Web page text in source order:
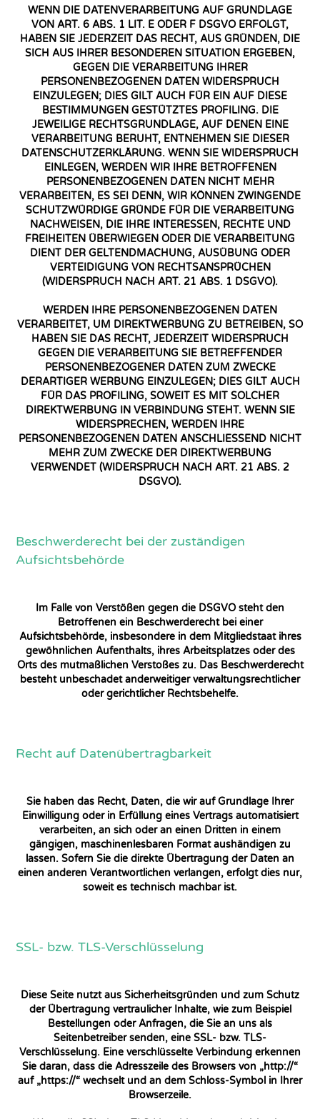
WENN DIE DATENVERARBEITUNG AUF GRUNDLAGE
VON ART. 6 ABS. 1 LIT. E ODER F DSGVO ERFOLGT,
HABEN SIE JEDERZEIT DAS RECHT, AUS GRÜNDEN, DIE
SICH AUS IHRER BESONDEREN SITUATION ERGEBEN,
GEGEN DIE VERARBEITUNG IHRER
PERSONENBEZOGENEN DATEN WIDERSPRUCH
EINZULEGEN; DIES GILT AUCH FÜR EIN AUF DIESE
BESTIMMUNGEN GESTÜTZTES PROFILING. DIE
JEWEILIGE RECHTSGRUNDLAGE, AUF DENEN EINE
VERARBEITUNG BERUHT, ENTNEHMEN SIE DIESER
DATENSCHUTZERKLÄRUNG. WENN SIE WIDERSPRUCH
EINLEGEN, WERDEN WIR IHRE BETROFFENEN
PERSONENBEZOGENEN DATEN NICHT MEHR
VERARBEITEN, ES SEI DENN, WIR KÖNNEN ZWINGENDE
SCHUTZWÜRDIGE GRÜNDE FÜR DIE VERARBEITUNG
NACHWEISEN, DIE IHRE INTERESSEN, RECHTE UND
FREIHEITEN ÜBERWIEGEN ODER DIE VERARBEITUNG
DIENT DER GELTENDMACHUNG, AUSÜBUNG ODER
VERTEIDIGUNG VON RECHTSANSPRÜCHEN
(WIDERSPRUCH NACH ART. 21 ABS. 1 DSGVO).
WERDEN IHRE PERSONENBEZOGENEN DATEN
VERARBEITET, UM DIREKTWERBUNG ZU BETREIBEN, SO
HABEN SIE DAS RECHT, JEDERZEIT WIDERSPRUCH
GEGEN DIE VERARBEITUNG SIE BETREFFENDER
PERSONENBEZOGENER DATEN ZUM ZWECKE
DERARTIGER WERBUNG EINZULEGEN; DIES GILT AUCH
FÜR DAS PROFILING, SOWEIT ES MIT SOLCHER
DIREKTWERBUNG IN VERBINDUNG STEHT. WENN SIE
WIDERSPRECHEN, WERDEN IHRE
PERSONENBEZOGENEN DATEN ANSCHLIESSEND NICHT
MEHR ZUM ZWECKE DER DIREKTWERBUNG
VERWENDET (WIDERSPRUCH NACH ART. 21 ABS. 2
DSGVO).
Beschwerde­recht bei der zuständigen
Aufsichts­behörde
Im Falle von Verstößen gegen die DSGVO steht den
Betroffenen ein Beschwerderecht bei einer
Aufsichtsbehörde, insbesondere in dem Mitgliedstaat ihres
gewöhnlichen Aufenthalts, ihres Arbeitsplatzes oder des
Orts des mutmaßlichen Verstoßes zu. Das Beschwerderecht
besteht unbeschadet anderweitiger verwaltungsrechtlicher
oder gerichtlicher Rechtsbehelfe.
Recht auf Daten­übertrag­barkeit
Sie haben das Recht, Daten, die wir auf Grundlage Ihrer
Einwilligung oder in Erfüllung eines Vertrags automatisiert
verarbeiten, an sich oder an einen Dritten in einem
gängigen, maschinenlesbaren Format aushändigen zu
lassen. Sofern Sie die direkte Übertragung der Daten an
einen anderen Verantwortlichen verlangen, erfolgt dies nur,
soweit es technisch machbar ist.
SSL- bzw. TLS-Verschlüsselung
Diese Seite nutzt aus Sicherheitsgründen und zum Schutz
der Übertragung vertraulicher Inhalte, wie zum Beispiel
Bestellungen oder Anfragen, die Sie an uns als
Seitenbetreiber senden, eine SSL- bzw. TLS-
Verschlüsselung. Eine verschlüsselte Verbindung erkennen
Sie daran, dass die Adresszeile des Browsers von „http://“
auf „https://“ wechselt und an dem Schloss-Symbol in Ihrer
Browserzeile.